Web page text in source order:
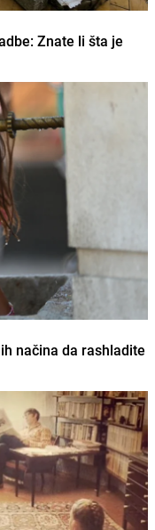
Znate li šta je
načina da rashladite